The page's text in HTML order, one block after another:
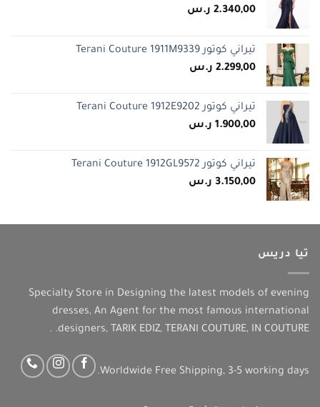
2.340,00 ر.س
تيراني كوتور Terani Couture 1911M9339
2.299,00 ر.س
تيراني كوتور Terani Couture 1912E9202
1.900,00 ر.س
تيراني كوتور Terani Couture 1912GL9572
3.150,00 ر.س
تيا دريس
Specialty Store in Designing the latest models of evening
dresses, An Agent for the most famous international
designers, TARIK EDIZ, TERANI COUTURE, IN COUTURE. .
Worldwide Free Shipping, 3-5 working days.